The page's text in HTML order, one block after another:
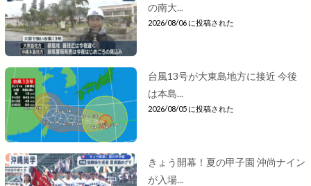
の南大...
2026/08/06 に投稿された
台風13号が大東島地方に接近 今後
は本島...
2026/08/05 に投稿された
きょう開幕！夏の甲子園 沖尚ナイン
が入場...